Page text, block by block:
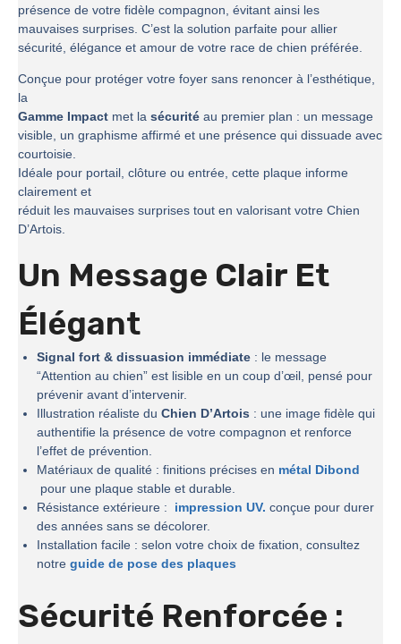
présence de votre fidèle compagnon, évitant ainsi les
mauvaises surprises. C’est la solution parfaite pour allier
sécurité, élégance et amour de votre race de chien préférée.
Conçue pour protéger votre foyer sans renoncer à l’esthétique,
la
Gamme Impact met la sécurité au premier plan : un message
visible, un graphisme affirmé et une présence qui dissuade avec
courtoisie.
Idéale pour portail, clôture ou entrée, cette plaque informe
clairement et
réduit les mauvaises surprises tout en valorisant votre Chien
D’Artois.
Un Message Clair Et
Élégant
Signal fort & dissuasion immédiate : le message
“Attention au chien” est lisible en un coup d’œil, pensé pour
prévenir avant d’intervenir.
Illustration réaliste du Chien D’Artois : une image fidèle qui
authentifie la présence de votre compagnon et renforce
l’effet de prévention.
Matériaux de qualité : finitions précises en métal Dibond
pour une plaque stable et durable.
Résistance extérieure :
impression UV. conçue pour durer
des années sans se décolorer.
Installation facile : selon votre choix de fixation, consultez
notre guide de pose des plaques
Sécurité Renforcée :